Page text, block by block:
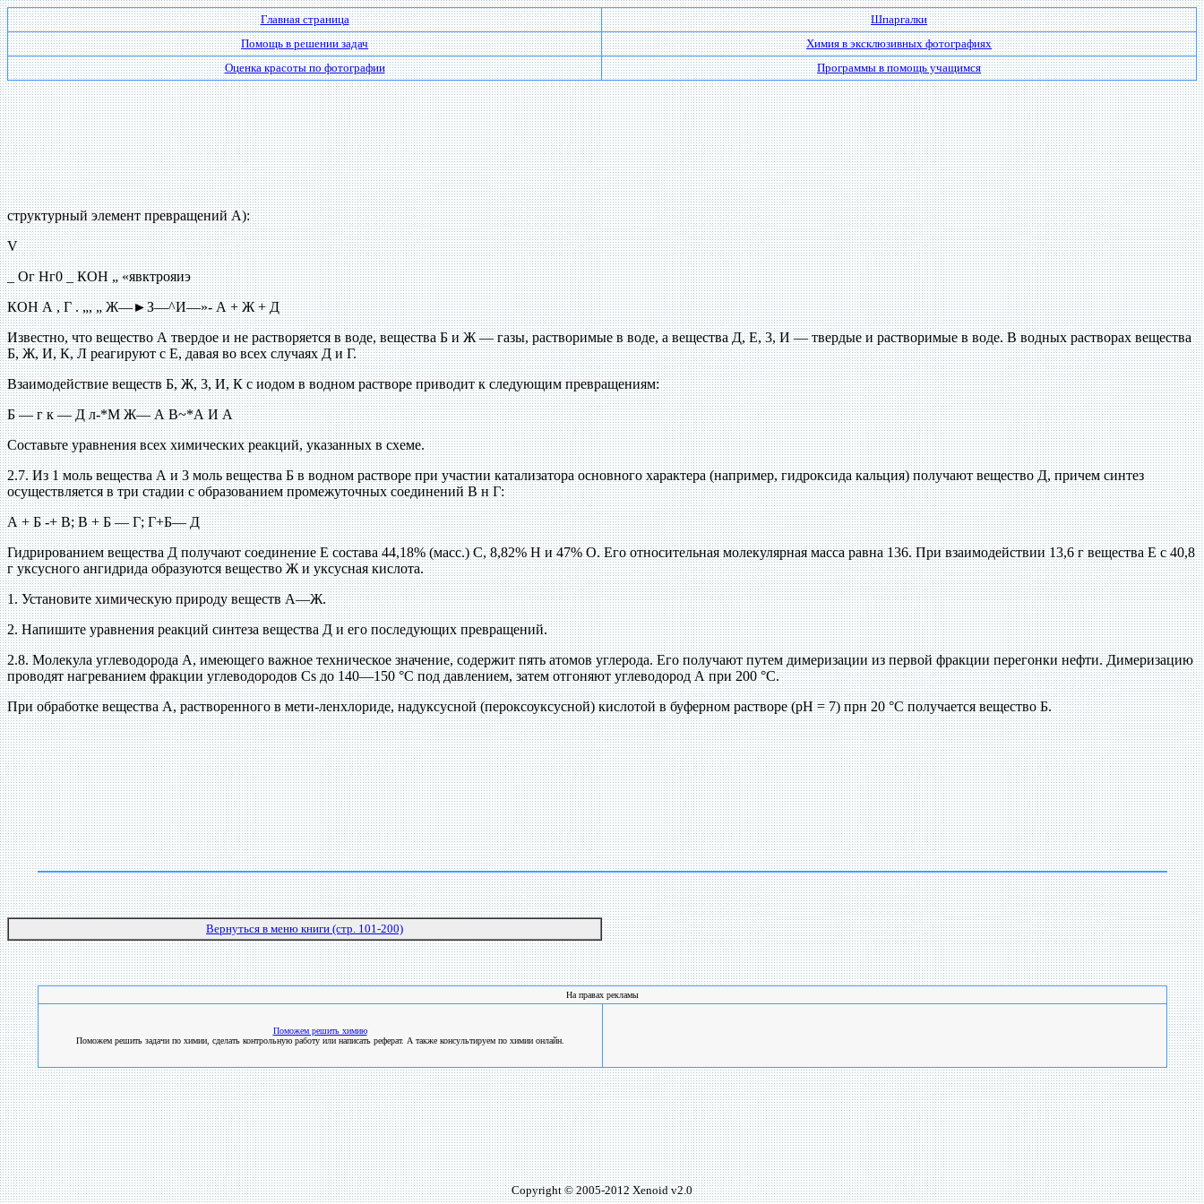
Главная страница
Шпаргалки
Помощь в решении задач
Химия в эксклюзивных фотографиях
Оценка красоты по фотографии
Программы в помощь учащимся
структурный элемент превращений А):
V
_ Ог Нг0 _ КОН „ «явктрояиэ
КОН А , Г . „, „ Ж—►З—^И—»- А + Ж + Д
Известно, что вещество А твердое и не растворяется в воде, вещества Б и Ж — газы, растворимые в воде, а вещества Д, Е, 3, И — твердые и растворимые в воде. В водных растворах вещества
Б, Ж, И, К, Л реагируют с Е, давая во всех случаях Д и Г.
Взаимодействие веществ Б, Ж, 3, И, К с иодом в водном растворе приводит к следующим превращениям:
Б — г к — Д л-*М Ж— А В~*А И А
Составьте уравнения всех химических реакций, указанных в схеме.
2.7. Из 1 моль вещества А и 3 моль вещества Б в водном растворе при участии катализатора основного характера (например, гидроксида кальция) получают вещество Д, причем синтез
осуществляется в три стадии с образованием промежуточных соединений В н Г:
А + Б -+ В; В + Б — Г; Г+Б— Д
Гидрированием вещества Д получают соединение Е состава 44,18% (масс.) С, 8,82% Н и 47% О. Его относительная молекулярная масса равна 136. При взаимодействии 13,6 г вещества Е с 40,8
г уксусного ангидрида образуются вещество Ж и уксусная кислота.
1. Установите химическую природу веществ А—Ж.
2. Напишите уравнения реакций синтеза вещества Д и его последующих превращений.
2.8. Молекула углеводорода А, имеющего важное техническое значение, содержит пять атомов углерода. Его получают путем димеризации из первой фракции перегонки нефти. Димеризацию
проводят нагреванием фракции углеводородов Cs до 140—150 °С под давлением, затем отгоняют углеводород А при 200 °С.
При обработке вещества А, растворенного в мети-ленхлориде, надуксусной (пероксоуксусной) кислотой в буферном растворе (рН = 7) прн 20 °С получается вещество Б.
Вернуться в меню книги (стр. 101-200)
На правах рекламы
Поможем решить химию
Поможем решить задачи по химии, сделать контрольную работу или написать реферат. А также консультируем по химии онлайн.
Copyright © 2005-2012 Xenoid v2.0